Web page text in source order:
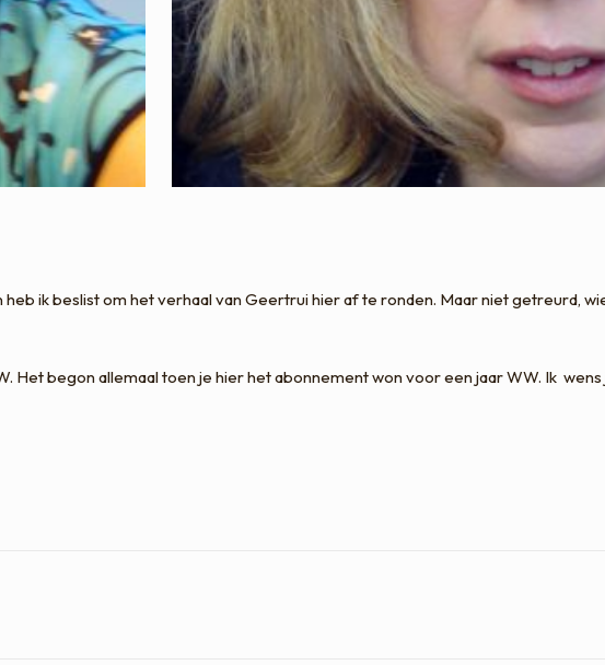
ik beslist om het verhaal van Geertrui hier af te ronden. Maar niet getreurd,
Het begon allemaal toen je hier het abonnement won voor een jaar WW. Ik